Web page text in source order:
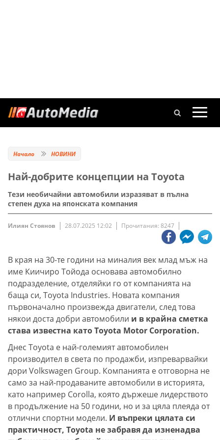
Начало НОВИНИ
Най-добрите концепции на Toyota
Тези необичайни автомобили изразяват в пълна
степен духа на японската компания
Илиян Стоянов 28.07.2025 12:02 Прочитания: 8247
В края на 30-те години на миналия век млад мъж на
име Киичиро Тойода основава автомобилно
подразделение, отделяйки го от компанията на
баща си, Toyota Industries. Новата компания
първоначално произвежда двигатели, след това
някои доста добри автомобили и в крайна сметка
става известна като Toyota Motor Corporation.
Днес Toyota е най-големият автомобилен
производител в света по продажби, изпреварвайки
дори Volkswagen Group. Компанията е отговорна не
само за най-продаваните автомобили в историята,
като например Corolla, която държеше лидерството
в продължение на 50 години, но и за цяла плеяда от
отлични спортни модели. И въпреки цялата си
практичност, Toyota не забравя да изненадва